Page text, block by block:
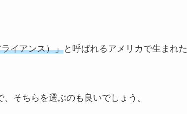
イアンス）」と呼ばれるアメリカで生まれた
、そちらを選ぶのも良いでしょう。